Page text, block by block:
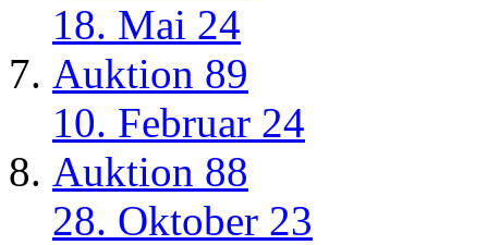
18. Mai 24
Auktion 89
10. Februar 24
Auktion 88
28. Oktober 23